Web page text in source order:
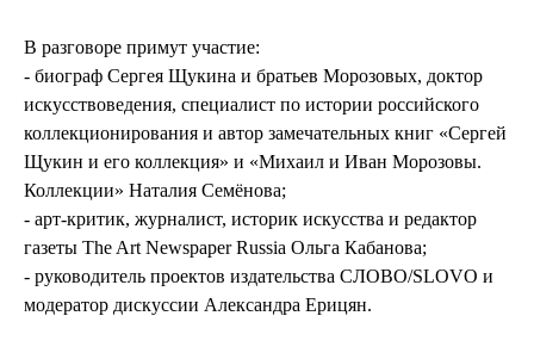
В разговоре примут участие:
- биограф Сергея Щукина и братьев Морозовых, доктор
искусствоведения, специалист по истории российского
коллекционирования и автор замечательных книг «Сергей
Щукин и его коллекция» и «Михаил и Иван Морозовы.
Коллекции» Наталия Семёнова;
- арт-критик, журналист, историк искусства и редактор
газеты The Art Newspaper Russia Ольга Кабанова;
- руководитель проектов издательства СЛОВО/SLOVO и
модератор дискуссии Александра Ерицян.